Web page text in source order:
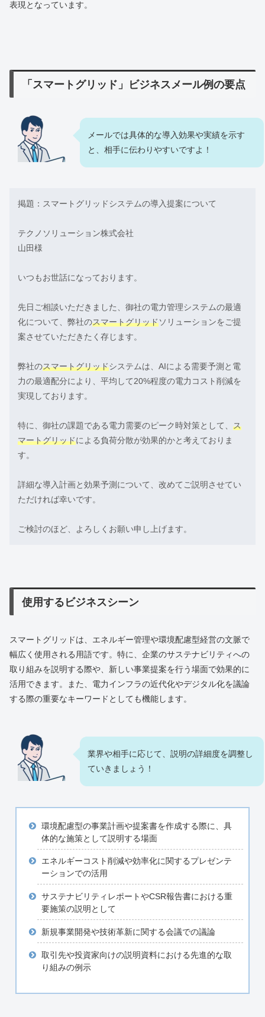
表現となっています。
「スマートグリッド」ビジネスメール例の要点
メールでは具体的な導入効果や実績を示す
と、相手に伝わりやすいですよ！
掲題：スマートグリッドシステムの導入提案について
テクノソリューション株式会社
山田様
いつもお世話になっております。
先日ご相談いただきました、御社の電力管理システムの最適
化について、弊社のスマートグリッドソリューションをご提
案させていただきたく存じます。
弊社のスマートグリッドシステムは、AIによる需要予測と電
力の最適配分により、平均して20%程度の電力コスト削減を
実現しております。
特に、御社の課題である電力需要のピーク時対策として、 ス
マートグリッドによる負荷分散が効果的かと考えておりま
す。
詳細な導入計画と効果予測について、改めてご説明させてい
ただければ幸いです。
ご検討のほど、よろしくお願い申し上げます。
使用するビジネスシーン
スマートグリッドは、エネルギー管理や環境配慮型経営の文脈で
幅広く使用される用語です。特に、企業のサステナビリティへの
取り組みを説明する際や、新しい事業提案を行う場面で効果的に
活用できます。また、電力インフラの近代化やデジタル化を議論
する際の重要なキーワードとしても機能します。
業界や相手に応じて、説明の詳細度を調整し
ていきましょう！
環境配慮型の事業計画や提案書を作成する際に、具
体的な施策として説明する場面
エネルギーコスト削減や効率化に関するプレゼンテ
ーションでの活用
サステナビリティレポートやCSR報告書における重
要施策の説明として
新規事業開発や技術革新に関する会議での議論
取引先や投資家向けの説明資料における先進的な取
り組みの例示